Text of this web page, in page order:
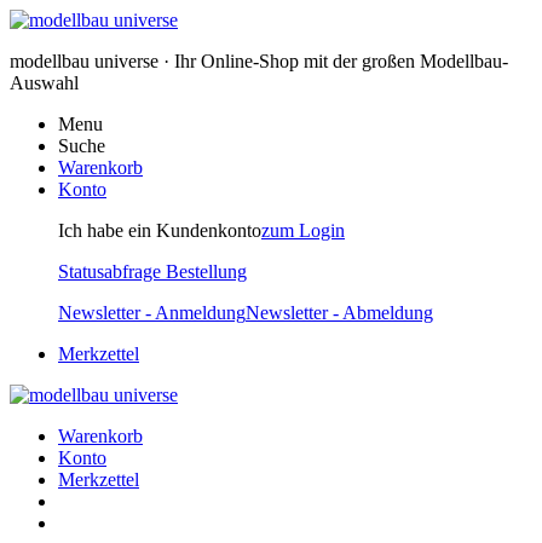
modellbau universe · Ihr Online-Shop mit der großen Modellbau-
Auswahl
Menu
Suche
Warenkorb
Konto
Ich habe ein Kundenkontozum Login
Statusabfrage Bestellung
Newsletter - AnmeldungNewsletter - Abmeldung
Merkzettel
Warenkorb
Konto
Merkzettel